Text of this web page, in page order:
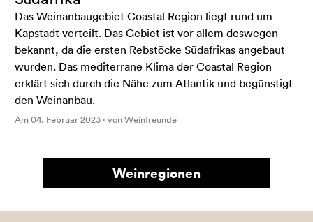
Das Weinanbaugebiet Coastal Region liegt rund um
Kapstadt verteilt. Das Gebiet ist vor allem deswegen
bekannt, da die ersten Rebstöcke Südafrikas angebaut
wurden. Das mediterrane Klima der Coastal Region
erklärt sich durch die Nähe zum Atlantik und begünstigt
den Weinanbau.
Am 04. Februar 2023 · von Weinfreunde
Weinregionen